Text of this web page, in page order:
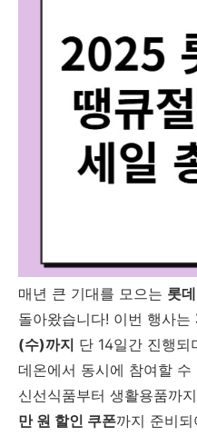
매년 큰 기대를 모으는 롯
돌아왔습니다! 이번 행사는
(수)까지 단 14일간 진행되
데온에서 동시에 참여할 수
신선식품부터 생활용품까
만 원 할인 쿠폰까지 준비